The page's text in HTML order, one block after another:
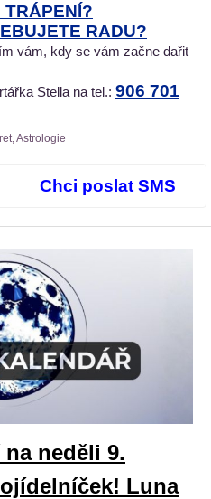
TRÁPENÍ?
RADU?
vám, kdy se vám začne dařit
Stella na tel.: 906 701
Astrologie
Chci poslat SMS
neděli 9.
Luna